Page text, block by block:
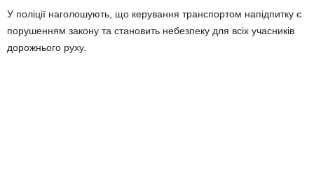
У поліції наголошують, що керування транспортом напідпитку є
порушенням закону та становить небезпеку для всіх учасників
дорожнього руху.